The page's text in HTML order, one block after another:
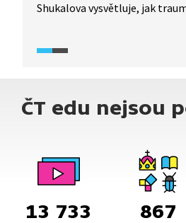
Shukalova vysvětluje, jak
život.
ČT edu nejsou
13 733 867